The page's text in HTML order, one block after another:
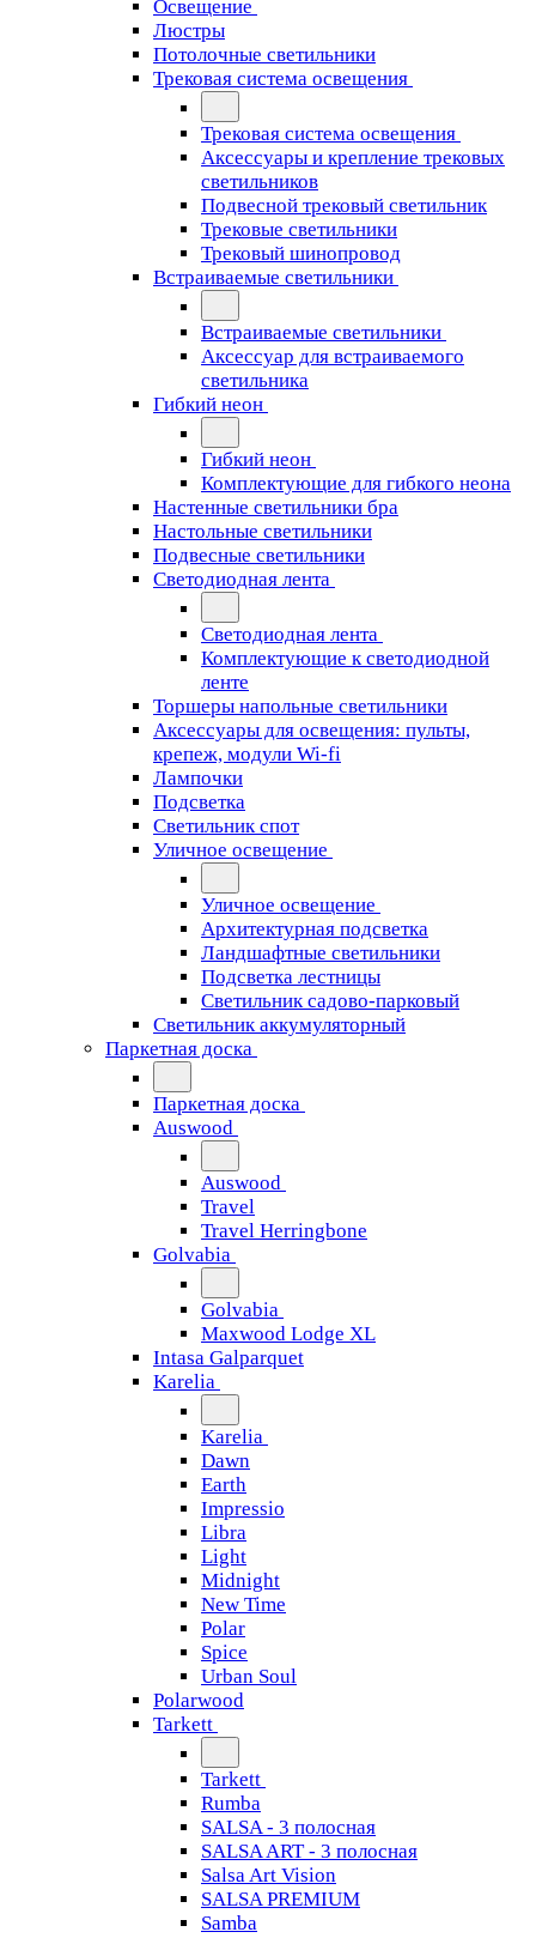
Освещение
Люстры
Потолочные светильники
Трековая система освещения
Трековая система освещения
Аксессуары и крепление трековых
светильников
Подвесной трековый светильник
Трековые светильники
Трековый шинопровод
Встраиваемые светильники
Встраиваемые светильники
Аксессуар для встраиваемого
светильника
Гибкий неон
Гибкий неон
Комплектующие для гибкого неона
Настенные светильники бра
Настольные светильники
Подвесные светильники
Светодиодная лента
Светодиодная лента
Комплектующие к светодиодной
ленте
Торшеры напольные светильники
Аксессуары для освещения: пульты,
крепеж, модули Wi-fi
Лампочки
Подсветка
Светильник спот
Уличное освещение
Уличное освещение
Архитектурная подсветка
Ландшафтные светильники
Подсветка лестницы
Светильник садово-парковый
Светильник аккумуляторный
Паркетная доска
Паркетная доска
Auswood
Auswood
Travel
Travel Herringbone
Golvabia
Golvabia
Maxwood Lodge XL
Intasa Galparquet
Karelia
Karelia
Dawn
Earth
Impressio
Libra
Light
Midnight
New Time
Polar
Spice
Urban Soul
Polarwood
Tarkett
Tarkett
Rumba
SALSA - 3 полосная
SALSA ART - 3 полосная
Salsa Art Vision
SALSA PREMIUM
Samba